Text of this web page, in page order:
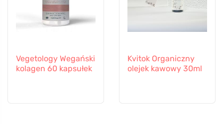
Vegetology Wegański
kolagen 60 kapsułek
Kvitok Organiczny
olejek kawowy 30ml